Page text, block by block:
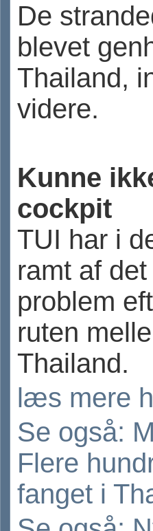
De
blevet
Thailand,
videre.
Kunne
cockpit
TUI har i
ramt af
problem
ruten
Thailand.
læs mere
Se også:
Flere
fanget i